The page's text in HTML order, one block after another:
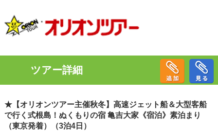
ツアー詳細
★【オリオンツアー主催秋冬】高速ジェット船＆大型客船
で行く式根島！ぬくもりの宿 亀吉大家《宿泊》素泊まり
（東京発着）（3泊4日）